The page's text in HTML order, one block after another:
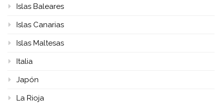
Islas Baleares
Islas Canarias
Islas Maltesas
Italia
Japón
La Rioja